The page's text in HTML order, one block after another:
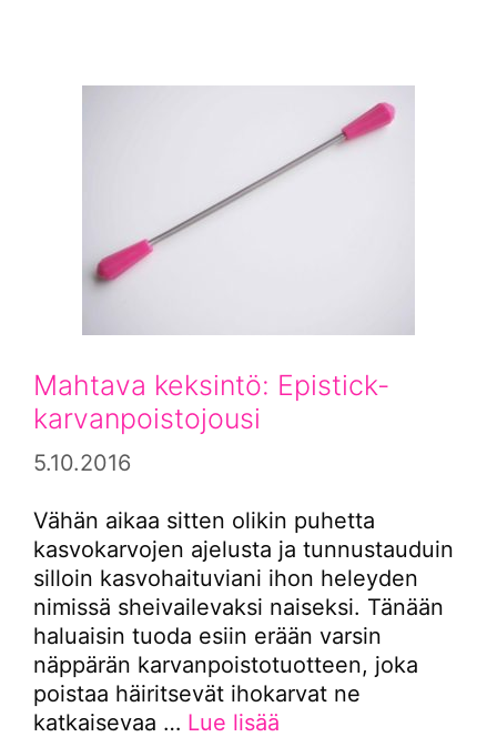
Mahtava keksintö: Epistick-
karvanpoistojousi
5.10.2016
Vähän aikaa sitten olikin puhetta
kasvokarvojen ajelusta ja tunnustauduin
silloin kasvohaituviani ihon heleyden
nimissä sheivailevaksi naiseksi. Tänään
haluaisin tuoda esiin erään varsin
näppärän karvanpoistotuotteen, joka
poistaa häiritsevät ihokarvat ne
katkaisevaa … Lue lisää